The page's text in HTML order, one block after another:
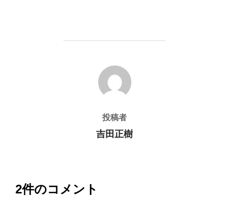
投稿者
投稿者
吉田正樹
2件のコメント